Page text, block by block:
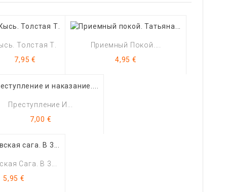
Толстая Т.
Цена
7,95 €
Приемный Покой....
Цена
4,95 €
Преступление И...
Цена
7,00 €
Сага. В 3...
Цена
5,95 €